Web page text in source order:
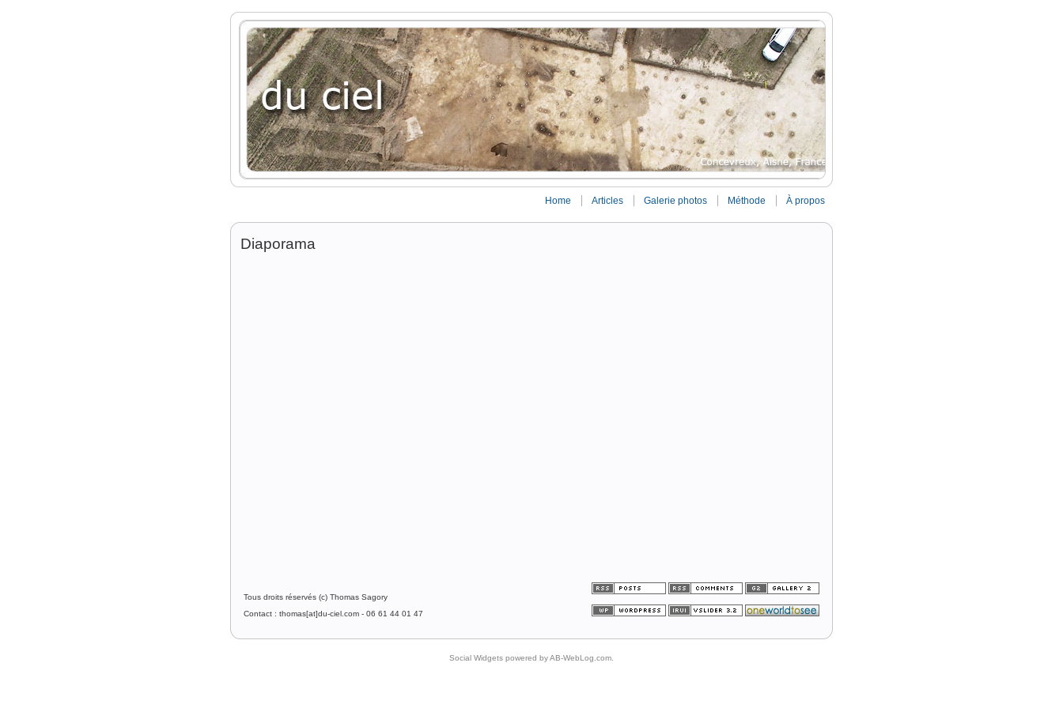
Home Articles Galerie photos Méthode À propos
Diaporama
Tous droits réservés (c) Thomas Sagory
Contact : thomas[at]du-ciel.com - 06 61 44 01 47
Social Widgets powered byAB-WebLog.com